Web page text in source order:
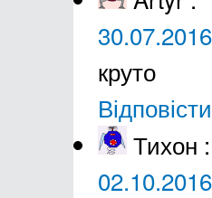
круто
Відповісти
Тихон :